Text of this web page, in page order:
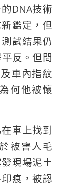
DNA技術
鑑定，但
試結果仍
反。但問
車內指紋
何他被懷
車上找到
被害人毛
現場泥土
痕，被認